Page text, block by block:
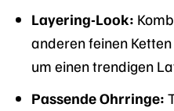
Layering-Look:
anderen feinen
um einen trendigen
Passende Ohrringe: